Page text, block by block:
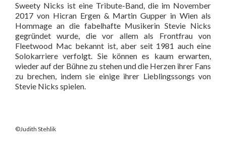
Sweety Nicks ist eine Tribute-Band, die im November
2017 von Hicran Ergen & Martin Gupper in Wien als
Hommage an die fabelhafte Musikerin Stevie Nicks
gegründet wurde, die vor allem als Frontfrau von
Fleetwood Mac bekannt ist, aber seit 1981 auch eine
Solokarriere verfolgt. Sie können es kaum erwarten,
wieder auf der Bühne zu stehen und die Herzen ihrer Fans
zu brechen, indem sie einige ihrer Lieblingssongs von
Stevie Nicks spielen.
©Judith Stehlik